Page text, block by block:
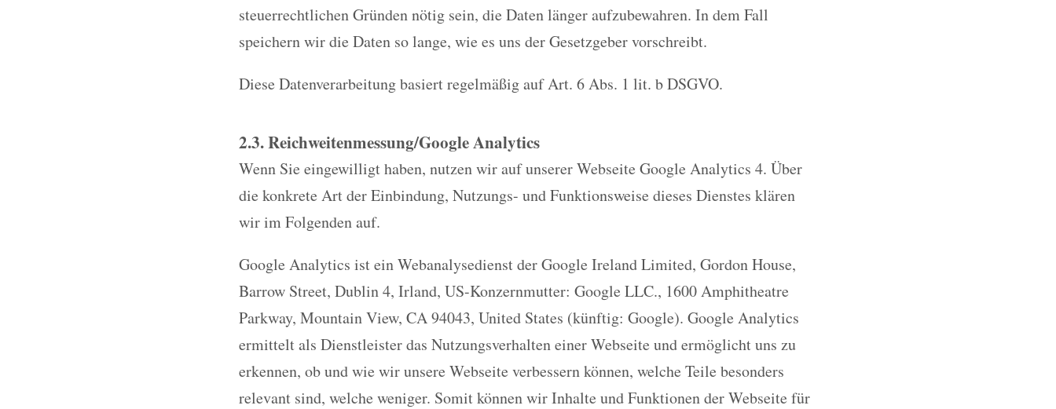
steuerrechtlichen Gründen nötig sein, die Daten länger aufzubewahren. In dem Fall
speichern wir die Daten so lange, wie es uns der Gesetzgeber vorschreibt.
Diese Datenverarbeitung basiert regelmäßig auf Art. 6 Abs. 1 lit. b DSGVO.
2.3. Reichweitenmessung/Google Analytics
Wenn Sie eingewilligt haben, nutzen wir auf unserer Webseite Google Analytics 4. Über
die konkrete Art der Einbindung, Nutzungs- und Funktionsweise dieses Dienstes klären
wir im Folgenden auf.
Google Analytics ist ein Webanalysedienst der Google Ireland Limited, Gordon House,
Barrow Street, Dublin 4, Irland, US-Konzernmutter: Google LLC., 1600 Amphitheatre
Parkway, Mountain View, CA 94043, United States (künftig: Google). Google Analytics
ermittelt als Dienstleister das Nutzungsverhalten einer Webseite und ermöglicht uns zu
erkennen, ob und wie wir unsere Webseite verbessern können, welche Teile besonders
relevant sind, welche weniger. Somit können wir Inhalte und Funktionen der Webseite für